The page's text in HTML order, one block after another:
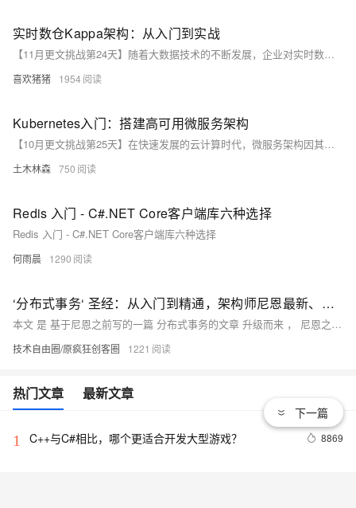
实时数仓Kappa架构：从入门到实战
【11月更文挑战第24天】随着大数据技术的不断发展，企业对实时数据处理和分析的需求日益增长。实时数仓（Real-Time Data Warehouse, RTDW）应运而生，其中Kappa架构作为一种简化的数据处理架构，通过统一的流处理框架，解决了传统Lambda架构中批处理和实时处理的复杂性。本文将深入探讨Kappa架构的历史背景、业务场景、功能点、优缺点、解决的问题以及底层原理，并详细介绍如何使用Java语言快速搭建一套实时数仓。
喜欢猪猪 1954
Kubernetes入门：搭建高可用微服务架构
【10月更文挑战第25天】在快速发展的云计算时代，微服务架构因其灵活性和可扩展性备受青睐。本文通过一个案例分析，展示了如何使用Kubernetes将传统Java Web应用迁移到Kubernetes平台并改造成微服务架构。通过定义Kubernetes服务、创建MySQL的Deployment/RC、改造Web应用以及部署Web应用，最终实现了高可用的微服务架构。Kubernetes不仅提供了服务发现和负载均衡的能力，还通过各种资源管理工具，提升了系统的可扩展性和容错性。
土木林森 750
Redis 入门 - C#.NET Core客户端库六种选择
Redis 入门 - C#.NET Core客户端库六种选择
何雨晨 1290
‘分布式事务‘ 圣经：从入门到精通，架构师尼恩最新、最全详解 (50+图文4万字全面总结 )
本文 是 基于尼恩之前写的一篇 分布式事务的文章 升级而来 ， 尼恩之前写的 分布式事务的文章， 在全网阅读量 100万次以上 ， 被很多培训机构 作为 顶级教程。 此文修改了 老版本的 一个大bug ， 大家不要再看老版本啦。
技术自由圈/原疯狂创客圈 1221
热门文章 最新文章
1 C++与C#相比，哪个更适合开发大型游戏？ 8869
下一篇